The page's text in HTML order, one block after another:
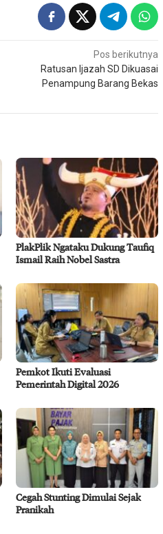
Pos berikutnya
Ratusan Ijazah SD Dikuasai
Penampung Barang Bekas
PlakPlik Ngataku Dukung Taufiq
Ismail Raih Nobel Sastra
Pemkot Ikuti Evaluasi
Pemerintah Digital 2026
Cegah Stunting Dimulai Sejak
Pranikah